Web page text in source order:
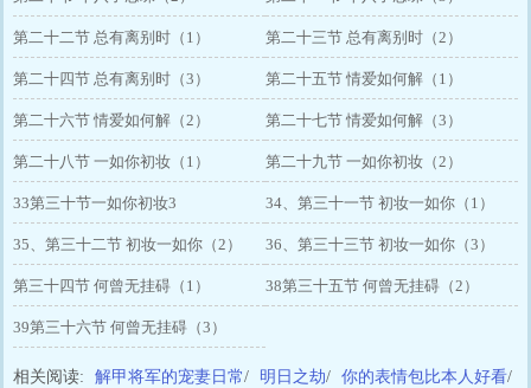
第二十二节 总有离别时（1） 第二十三节 总有离别时（2）
第二十四节 总有离别时（3） 第二十五节 情爱如何解（1）
第二十六节 情爱如何解（2） 第二十七节 情爱如何解（3）
第二十八节 一如你初妆（1） 第二十九节 一如你初妆（2）
33第三十节一如你初妆3 34、第三十一节 初妆一如你（1）
35、第三十二节 初妆一如你（2） 36、第三十三节 初妆一如你（3）
第三十四节 何曾无挂碍（1） 38第三十五节 何曾无挂碍（2）
39第三十六节 何曾无挂碍（3）
相关阅读: 解甲将军的宠妻日常/ 明日之劫/ 你的表情包比本人好看/